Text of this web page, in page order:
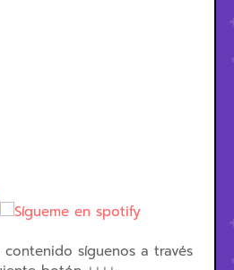
síguenos a través